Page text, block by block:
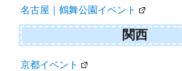
名古屋｜鶴舞公園イベント
関西
京都イベント